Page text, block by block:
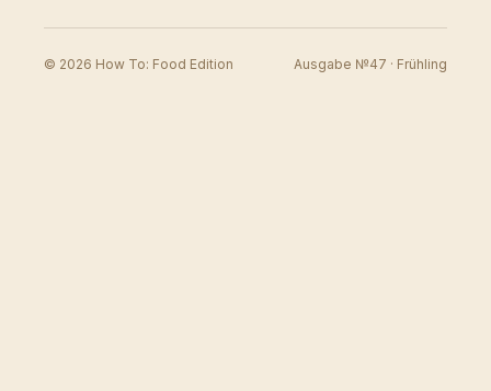
© 2026 How To: Food Edition Ausgabe №47 · Frühling